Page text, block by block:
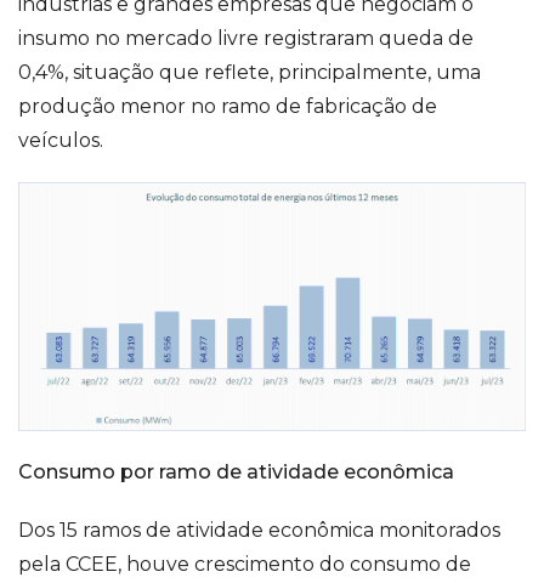
insumo no mercado livre registraram queda de
0,4%, situação que reflete, principalmente, uma
produção menor no ramo de fabricação de
veículos.
Consumo por ramo de atividade econômica
Dos 15 ramos de atividade econômica monitorados
pela CCEE, houve crescimento do consumo de